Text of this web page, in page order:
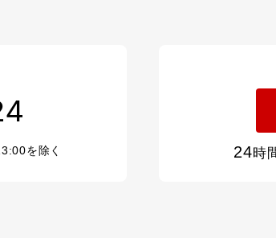
を除く 24時